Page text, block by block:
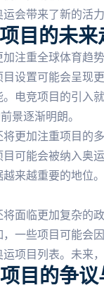
会带来了新的活力
目的未来
注重全球体育趋
设置可能会呈现
电竞项目的引入
景逐渐明朗。
更加注重项目的
可能会被纳入奥
来越重要的地位
面临更加复杂的
一些项目可能会
项目列表。未来
目的争议